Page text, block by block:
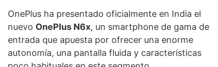
OnePlus ha presentado oficialmente en India el
nuevo OnePlus N6x, un smartphone de gama de
entrada que apuesta por ofrecer una enorme
autonomía, una pantalla fluida y características